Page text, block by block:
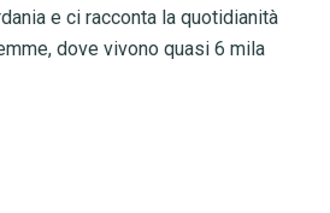
e ci racconta la quotidianità
dove vivono quasi 6 mila